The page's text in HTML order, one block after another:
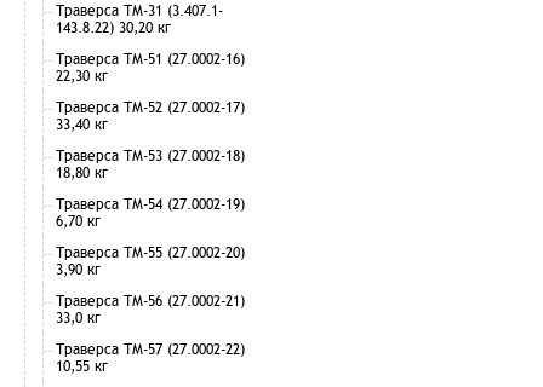
Траверса ТМ-31 (3.407.1-
143.8.22) 30,20 кг
Траверса ТМ-51 (27.0002-16)
22,30 кг
Траверса ТМ-52 (27.0002-17)
33,40 кг
Траверса ТМ-53 (27.0002-18)
18,80 кг
Траверса ТМ-54 (27.0002-19)
6,70 кг
Траверса ТМ-55 (27.0002-20)
3,90 кг
Траверса ТМ-56 (27.0002-21)
33,0 кг
Траверса ТМ-57 (27.0002-22)
10,55 кг